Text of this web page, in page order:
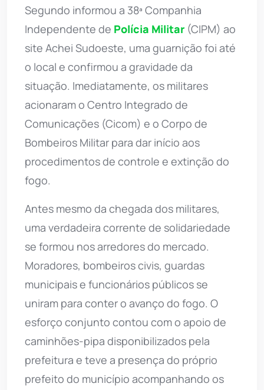
Segundo informou a 38ª Companhia
Independente de Polícia Militar (CIPM) ao
site Achei Sudoeste, uma guarnição foi até
o local e confirmou a gravidade da
situação. Imediatamente, os militares
acionaram o Centro Integrado de
Comunicações (Cicom) e o Corpo de
Bombeiros Militar para dar início aos
procedimentos de controle e extinção do
fogo.
Antes mesmo da chegada dos militares,
uma verdadeira corrente de solidariedade
se formou nos arredores do mercado.
Moradores, bombeiros civis, guardas
municipais e funcionários públicos se
uniram para conter o avanço do fogo. O
esforço conjunto contou com o apoio de
caminhões-pipa disponibilizados pela
prefeitura e teve a presença do próprio
prefeito do município acompanhando os